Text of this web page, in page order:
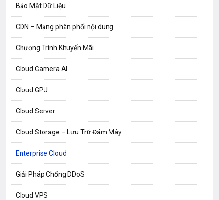
Bảo Mật Dữ Liệu
CDN – Mạng phân phối nội dung
Chương Trình Khuyến Mãi
Cloud Camera AI
Cloud GPU
Cloud Server
Cloud Storage – Lưu Trữ Đám Mây
Enterprise Cloud
Giải Pháp Chống DDoS
Cloud VPS